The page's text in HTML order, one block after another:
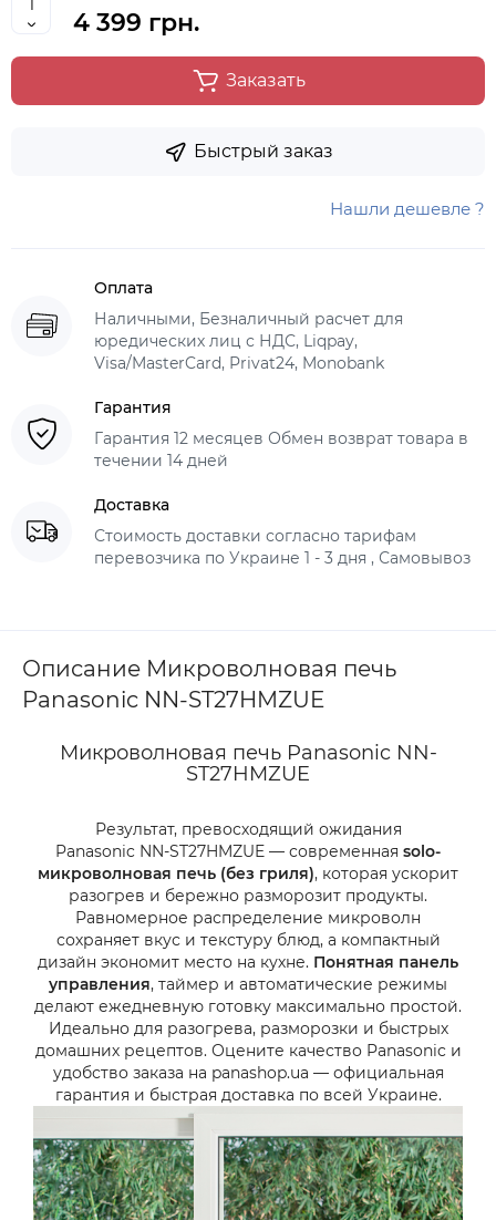
4 399 грн.
Заказать
Быстрый заказ
Нашли дешевле ?
Оплата
Наличными, Безналичный расчет для
юредических лиц с НДС, Liqpay,
Visa/MasterCard, Privat24, Monobank
Гарантия
Гарантия 12 месяцев Обмен возврат товара в
течении 14 дней
Доставка
Стоимость доставки согласно тарифам
перевозчика по Украине 1 - 3 дня , Самовывоз
Описание Микроволновая печь
Panasonic NN-ST27HMZUE
Микроволновая печь Panasonic NN-
ST27HMZUE
Результат, превосходящий ожидания
Panasonic NN-ST27HMZUE — современная solo-
микроволновая печь (без гриля), которая ускорит
разогрев и бережно разморозит продукты.
Равномерное распределение микроволн
сохраняет вкус и текстуру блюд, а компактный
дизайн экономит место на кухне. Понятная панель
управления, таймер и автоматические режимы
делают ежедневную готовку максимально простой.
Идеально для разогрева, разморозки и быстрых
домашних рецептов. Оцените качество Panasonic и
удобство заказа на panashop.ua — официальная
гарантия и быстрая доставка по всей Украине.